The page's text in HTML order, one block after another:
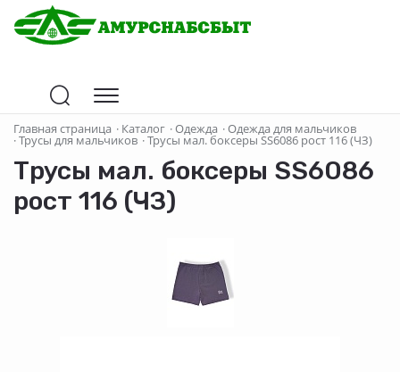
Главная страница · Каталог ·Одежда ·Одежда для мальчиков
·Трусы для мальчиков ·Трусы мал. боксеры SS6086 рост 116 (ЧЗ)
Трусы мал. боксеры SS6086
рост 116 (ЧЗ)